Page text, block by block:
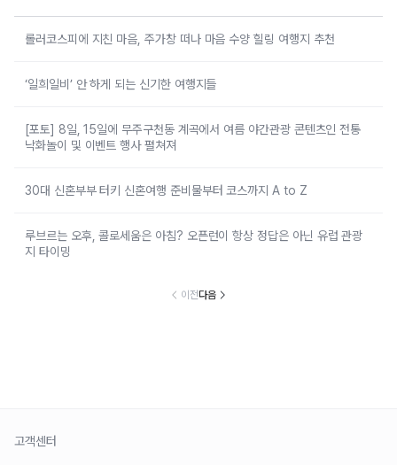
롤러코스피에 지친 마음, 주가창 떠나 마음 수양 힐링 여행지 추천
‘일희일비’ 안 하게 되는 신기한 여행지들
[포토] 8일, 15일에 무주구천동 계곡에서 여름 야간관광 콘텐츠인 전통
낙화놀이 및 이벤트 행사 펼쳐져
30대 신혼부부 터키 신혼여행 준비물부터 코스까지 A to Z
루브르는 오후, 콜로세움은 아침? 오픈런이 항상 정답은 아닌 유럽 관광
지 타이밍
이전다음
고객센터